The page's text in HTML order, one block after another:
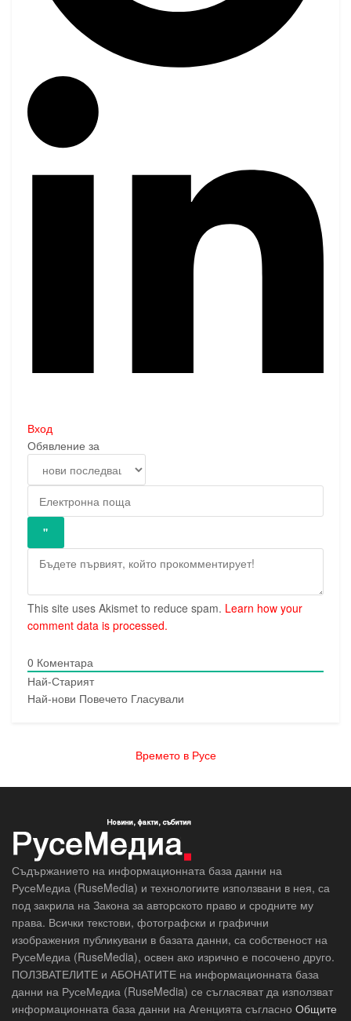
Вход
Обявление за
This site uses Akismet to reduce spam. Learn how your
comment data is processed.
0 Коментара
Най-Старият
Най-нови Повечето Гласували
Времето в Русе
Съдържанието на информационната база данни на
РусеМедиа (RuseMedia) и технологиите използвани в нея, са
под закрила на Закона за авторското право и сродните му
права. Всички текстови, фотографски и графични
изображения публикувани в базата данни, са собственост на
РусеМедиа (RuseMedia), освен ако изрично е посочено друго.
ПОЛЗВАТЕЛИТЕ и АБОНАТИТЕ на информационната база
данни на РусеМедиа (RuseMedia) се съгласяват да използват
информационната база данни на Агенцията съгласно Общите